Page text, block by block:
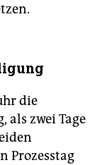
die
als zwei Tage
Prozesstag